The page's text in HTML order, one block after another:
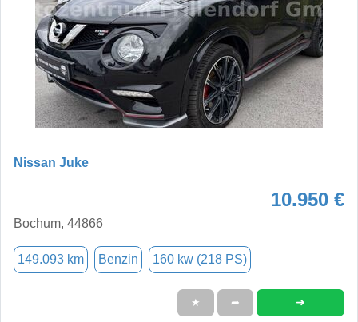
Nissan Juke
10.950 €
Bochum, 44866
149.093 km Benzin 160 kw (218 PS)
★ ➦ ➜